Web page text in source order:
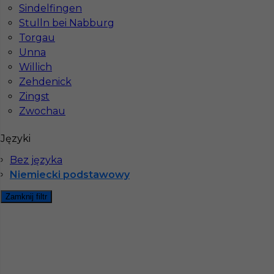
Sindelfingen
Stulln bei Nabburg
Torgau
Unna
Willich
Zehdenick
Zingst
Zwochau
Języki
Bez języka
Niemiecki podstawowy
Zamknij filtr
Jak znaleźć pracę za granicą?
Czy praca Niemcy na budowie nadal się
opłaca przy obecnych kosztach życia?
Gdzie do pracy za granicę?
Co to jest Gewerbe?
Czy praca w Niemczech na budowie jest